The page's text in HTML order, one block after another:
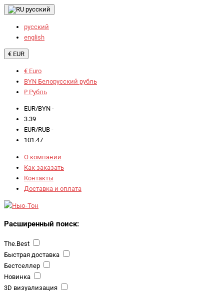
русский
русский
english
€ EUR
€ Euro
BYN Белорусский рубль
₽ Рубль
EUR/BYN -
3.39
EUR/RUB -
101.47
О компании
Как заказать
Контакты
Доставка и оплата
Расширенный поиск:
The.Best
Быстрая доставка
Бестселлер
Новинка
3D визуализация